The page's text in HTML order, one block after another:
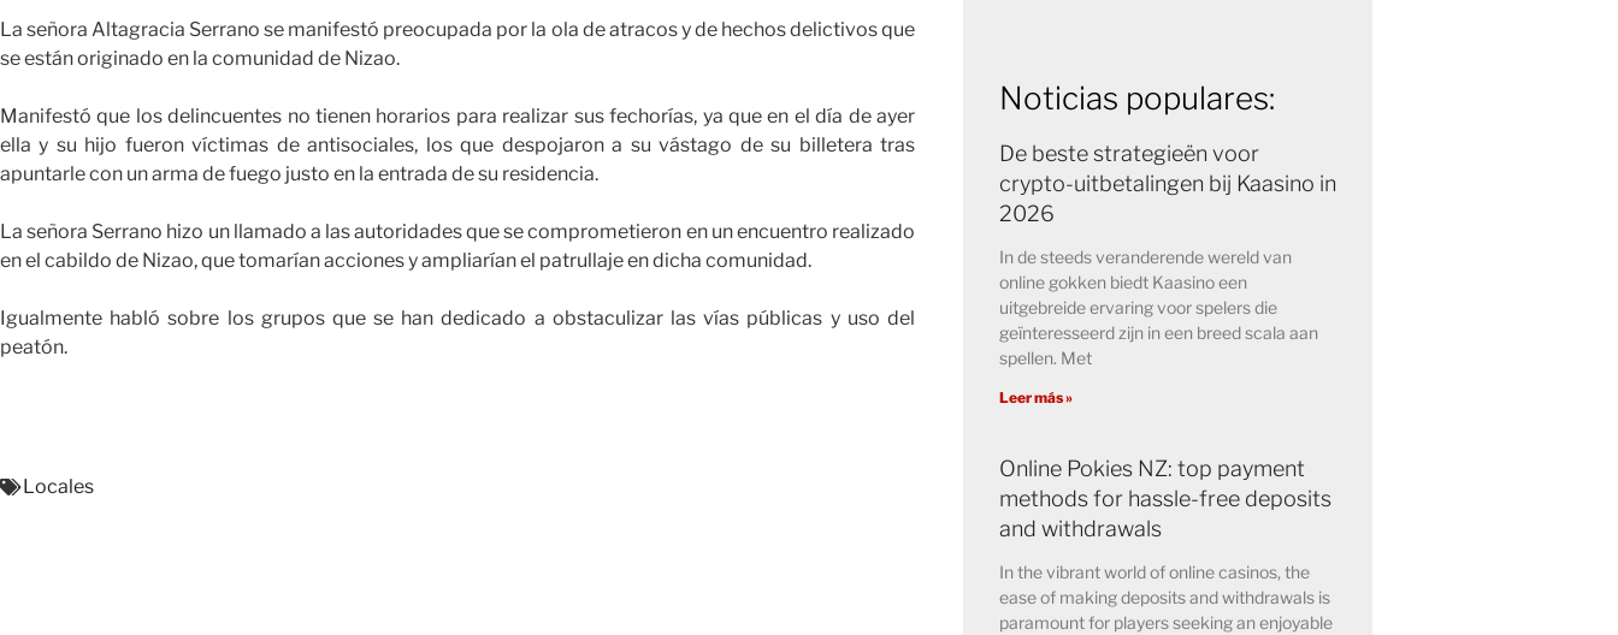
La señora Altagracia Serrano se manifestó preocupada por la ola de atracos y de hechos delictivos que
se están originado en la comunidad de Nizao.
Manifestó que los delincuentes no tienen horarios para realizar sus fechorías, ya que en el día de ayer
ella y su hijo fueron víctimas de antisociales, los que despojaron a su vástago de su billetera tras
apuntarle con un arma de fuego justo en la entrada de su residencia.
La señora Serrano hizo un llamado a las autoridades que se comprometieron en un encuentro realizado
en el cabildo de Nizao, que tomarían acciones y ampliarían el patrullaje en dicha comunidad.
Igualmente habló sobre los grupos que se han dedicado a obstaculizar las vías públicas y uso del
peatón.
Locales
Noticias populares:
De beste strategieën voor
crypto-uitbetalingen bij Kaasino in
2026
In de steeds veranderende wereld van
online gokken biedt Kaasino een
uitgebreide ervaring voor spelers die
geïnteresseerd zijn in een breed scala aan
spellen. Met
Leer más »
Online Pokies NZ: top payment
methods for hassle-free deposits
and withdrawals
In the vibrant world of online casinos, the
ease of making deposits and withdrawals is
paramount for players seeking an enjoyable